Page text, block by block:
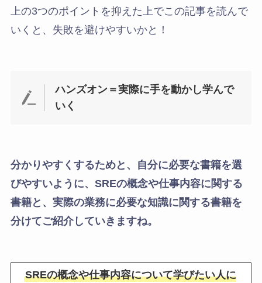
上の3つのポイントを抑えた上でこの記事を読んで
いくと、失敗を避けやすいかと！
ハンズオン＝実際に手を動かし学んで
いく
分かりやすくするためと、自分に必要な書籍を選
びやすいように、SREの概念や仕事内容に関する
書籍と、実際の業務に必要な知識に関する書籍を
分けてご紹介していきますね。
SREの概念や仕事内容について学びたい人に